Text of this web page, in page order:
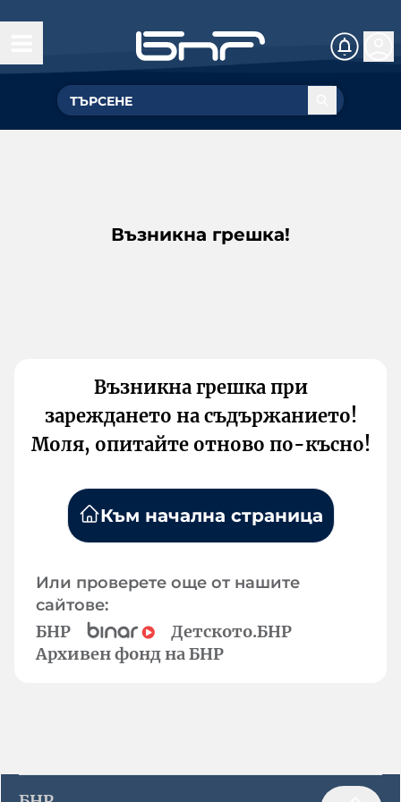
Възникна грешка!
Възникна грешка при
зареждането на съдържанието!
Моля, опитайте отново по-късно!
Към начална страница
Или проверете още от нашите
сайтове:
БНР
Детското.БНР
Архивен фонд на БНР